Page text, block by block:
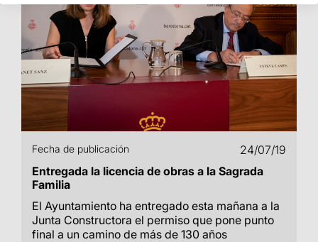
Fecha de publicación
24/07/19
Entregada la licencia de obras a la Sagrada
Familia
El Ayuntamiento ha entregado esta mañana a la
Junta Constructora el permiso que pone punto
final a un camino de más de 130 años